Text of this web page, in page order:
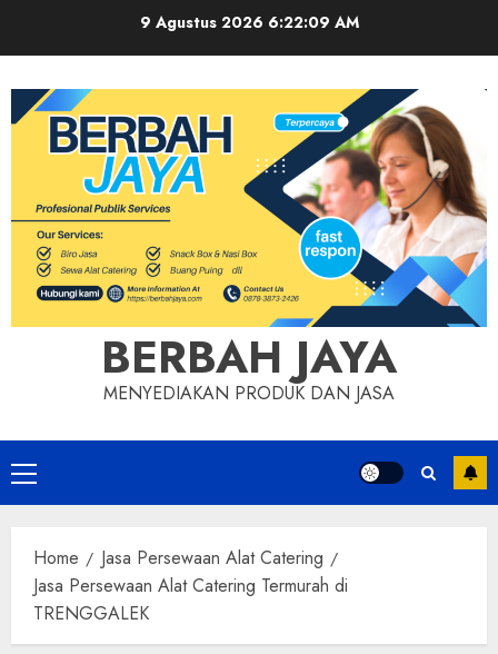
9 Agustus 2026 6:22:10 AM
BERBAH JAYA
MENYEDIAKAN PRODUK DAN JASA
Primary
Menu
Home
Jasa Persewaan Alat Catering
Jasa Persewaan Alat Catering Termurah di
TRENGGALEK